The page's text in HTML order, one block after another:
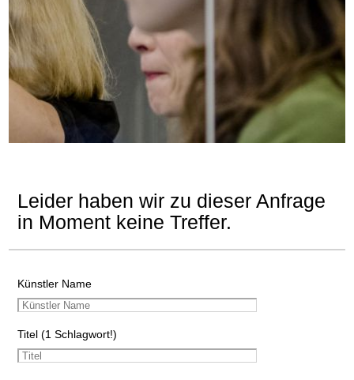
Leider haben wir zu dieser Anfrage
in Moment keine Treffer.
Künstler Name
Titel (1 Schlagwort!)